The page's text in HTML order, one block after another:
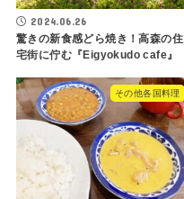
2024.06.26
驚きの新食感どら焼き！高森の住
宅街に佇む『Eigyokudo cafe』
その他各国料理